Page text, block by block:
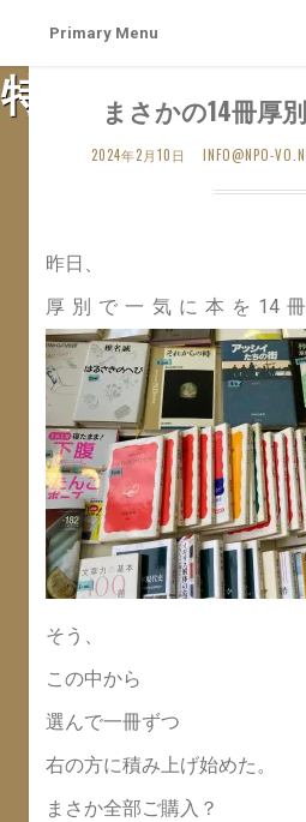
content
Primary Menu
特定非営利活
まさかの14冊厚
2024年2月10日 INFO@NPO-
昨日、
厚別で一気に本を14
そう、
この中から
選んで一冊ずつ
右の方に積み上げ始めた。
まさか全部ご購入？